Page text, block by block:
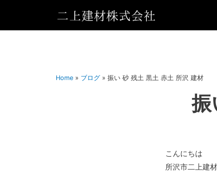
Home » ブログ » 振い 砂 残土 黒土 赤土 所沢 建材
振
こんにちは
所沢市二上建